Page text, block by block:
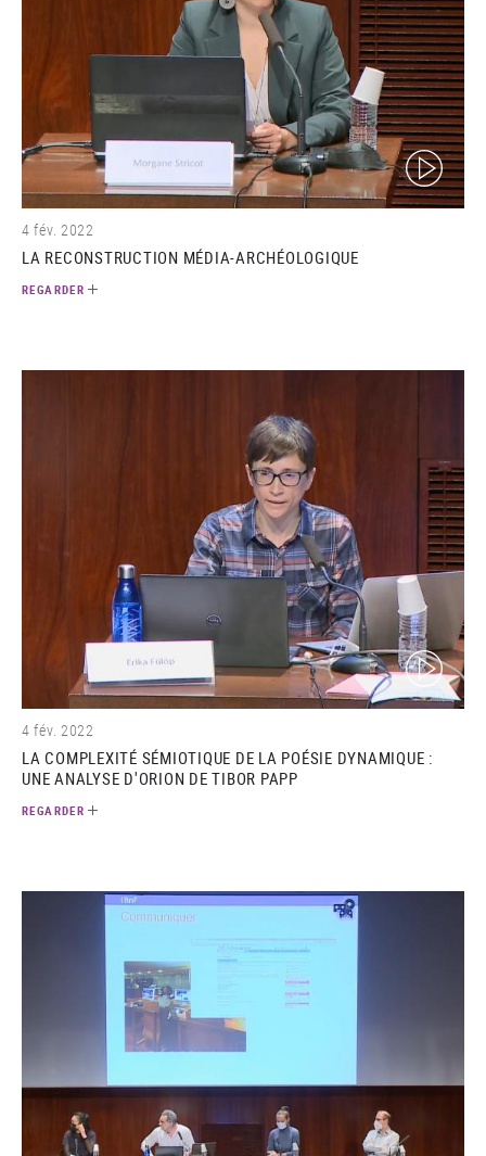
(video)
4 fév. 2022
LA RECONSTRUCTION MÉDIA-ARCHÉOLOGIQUE
REGARDER
(video)
4 fév. 2022
LA COMPLEXITÉ SÉMIOTIQUE DE LA POÉSIE DYNAMIQUE :
UNE ANALYSE D'ORION DE TIBOR PAPP
REGARDER